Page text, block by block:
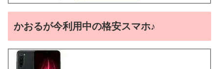
かおるが今利用中の格安スマホ♪